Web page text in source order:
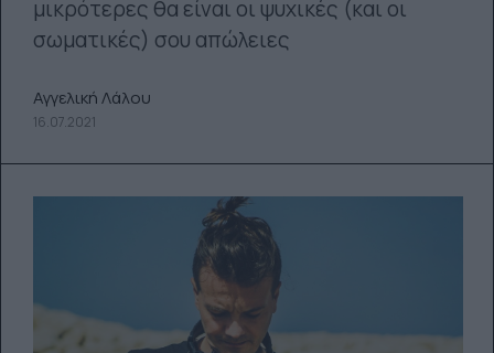
μικρότερες θα είναι οι ψυχικές (και οι
σωματικές) σου απώλειες
Αγγελική Λάλου
16.07.2021